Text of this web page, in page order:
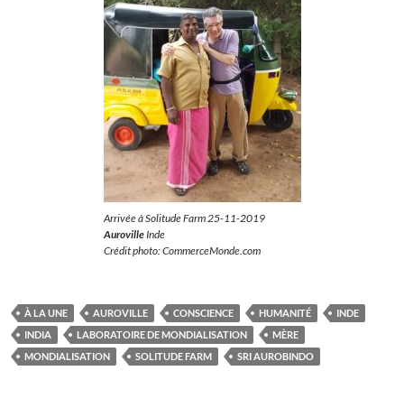
Arrivée àSolitude Farm25-11-2019
AurovilleInde
Crédit photo: CommerceMonde.com
À LA UNE AUROVILLE CONSCIENCE HUMANITÉ
INDE
INDIA
LABORATOIRE DE MONDIALISATION
MÈRE
MONDIALISATION
SOLITUDE FARM SRI AUROBINDO